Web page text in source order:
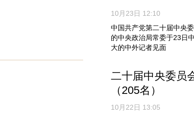
10月23日 12:10
中国共产党第二十届中央
的中央政治局常委于23日
大的中外记者见面
二十届中央委员
（205名）
10月22日 13:05